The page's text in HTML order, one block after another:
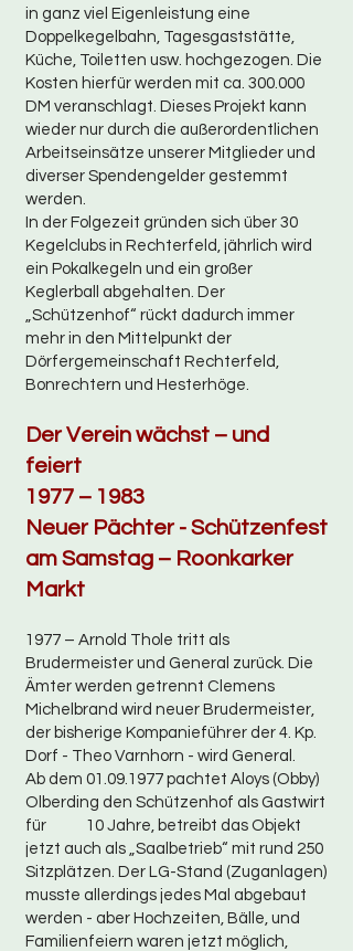
in ganz viel Eigenleistung eine
Doppelkegelbahn, Tagesgaststätte,
Küche, Toiletten usw. hochgezogen. Die
Kosten hierfür werden mit ca. 300.000
DM veranschlagt. Dieses Projekt kann
wieder nur durch die außerordentlichen
Arbeitseinsätze unserer Mitglieder und
diverser Spendengelder gestemmt
werden.
In der Folgezeit gründen sich über 30
Kegelclubs in Rechterfeld, jährlich wird
ein Pokalkegeln und ein großer
Keglerball abgehalten. Der
„Schützenhof“ rückt dadurch immer
mehr in den Mittelpunkt der
Dörfergemeinschaft Rechterfeld,
Bonrechtern und Hesterhöge.
Der Verein wächst – und
feiert
1977 – 1983
Neuer Pächter - Schützenfest
am Samstag – Roonkarker
Markt
1977 – Arnold Thole tritt als
Brudermeister und General zurück. Die
Ämter werden getrennt Clemens
Michelbrand wird neuer Brudermeister,
der bisherige Kompanieführer der 4. Kp.
Dorf - Theo Varnhorn - wird General.
Ab dem 01.09.1977 pachtet Aloys (Obby)
Olberding den Schützenhof als Gastwirt
für 10 Jahre, betreibt das Objekt
jetzt auch als „Saalbetrieb“ mit rund 250
Sitzplätzen. Der LG-Stand (Zuganlagen)
musste allerdings jedes Mal abgebaut
werden - aber Hochzeiten, Bälle, und
Familienfeiern waren jetzt möglich,